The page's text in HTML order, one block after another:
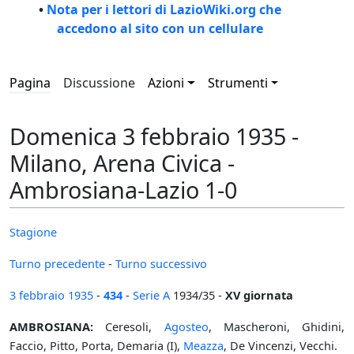
• Nota per i lettori di LazioWiki.org che
accedono al sito con un cellulare
Pagina Discussione Azioni Strumenti
Domenica 3 febbraio 1935 -
Milano, Arena Civica -
Ambrosiana-Lazio 1-0
Stagione
Turno precedente - Turno successivo
3 febbraio 1935 - 434 - Serie A 1934/35 - XV giornata
AMBROSIANA: Ceresoli, Agosteo, Mascheroni, Ghidini,
Faccio, Pitto, Porta, Demaria (I), Meazza, De Vincenzi, Vecchi.